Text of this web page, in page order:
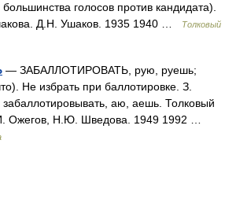
голосов против кандидата).
Д.Н. Ушаков. 1935 1940 …
Толковый
— ЗАБАЛЛОТИРОВАТЬ, рую, руешь;
Не избрать при баллотировке. З.
забаллотировывать, аю, аешь. Толковый
Ожегов, Н.Ю. Шведова. 1949 1992 …